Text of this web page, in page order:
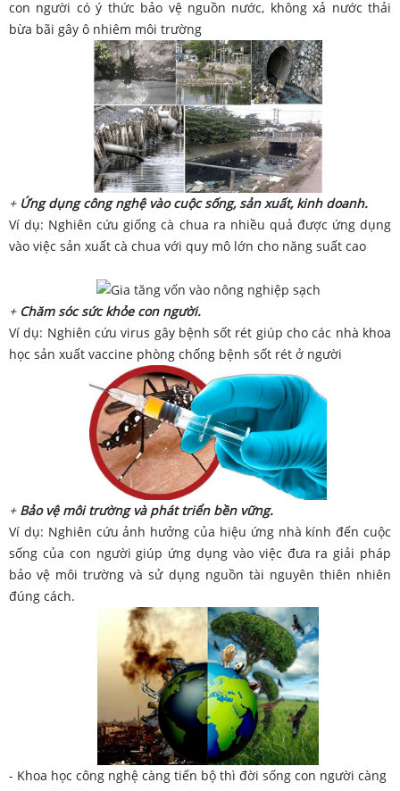
con người có ý thức bảo vệ nguồn nước, không xả nước thải
bừa bãi gây ô nhiêm môi trường
+ Ứng dụng công nghệ vào cuộc sống, sản xuất, kinh doanh.
Ví dụ: Nghiên cứu giống cà chua ra nhiều quả được ứng dụng
vào việc sản xuất cà chua với quy mô lớn cho năng suất cao
+ Chăm sóc sức khỏe con người.
Ví dụ: Nghiên cứu virus gây bệnh sốt rét giúp cho các nhà khoa
học sản xuất vaccine phòng chống bệnh sốt rét ở người
+ Bảo vệ môi trường và phát triển bền vững.
Ví dụ: Nghiên cứu ảnh hưởng của hiệu ứng nhà kính đến cuộc
sống của con người giúp ứng dụng vào việc đưa ra giải pháp
bảo vệ môi trường và sử dụng nguồn tài nguyên thiên nhiên
đúng cách.
- Khoa học công nghệ càng tiến bộ thì đời sống con người càng